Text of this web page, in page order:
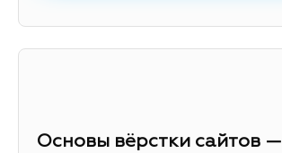
Основы вёрстки сайтов —